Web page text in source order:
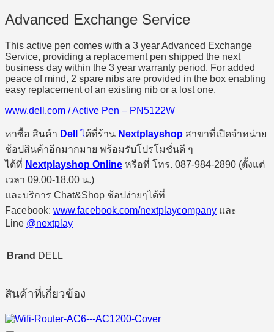
Advanced Exchange Service
This active pen comes with a 3 year Advanced Exchange
Service, providing a replacement pen shipped the next
business day within the 3 year warranty period. For added
peace of mind, 2 spare nibs are provided in the box enabling
easy replacement of an existing nib or a lost one.
www.dell.com / Active Pen – PN5122W
หาซื้อ สินค้า Dell ได้ที่ร้าน Nextplayshop สาขาที่เปิดจำหน่าย
ช้อปสินค้าอีกมากมาย พร้อมรับโปรโมชั่นดี ๆ
ได้ที่ Nextplayshop Online หรือที่ โทร. 087-984-2890 (ตั้งแต่
เวลา 09.00-18.00 น.)
และบริการ Chat&Shop ช้อปง่ายๆได้ที่
Facebook: www.facebook.com/nextplaycompany และ
Line @nextplay
Brand DELL
สินค้าที่เกี่ยวข้อง